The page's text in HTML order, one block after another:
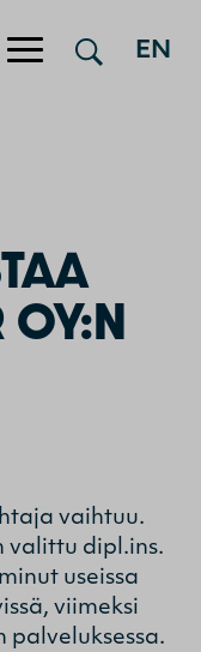
sisältöön EN
vaihtuu.
valittu dipl.ins.
useissa
viimeksi
palveluksessa.